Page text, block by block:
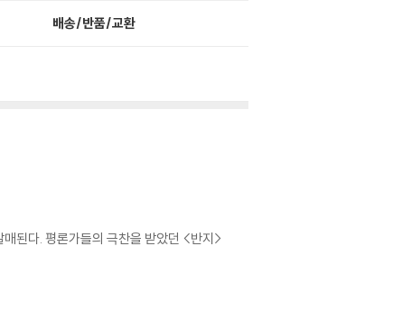
배송/반품/교환
된다. 평론가들의 극찬을 받았던 <반지>